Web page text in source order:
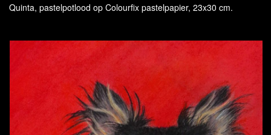
Quinta, pastelpotlood op Colourfix pastelpapier, 23x30 cm.